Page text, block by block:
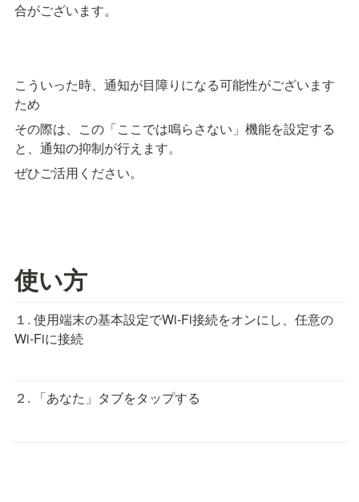
合がございます。
こういった時、通知が目障りになる可能性がございます
ため
その際は、この「ここでは鳴らさない」機能を設定する
と、通知の抑制が行えます。
ぜひご活用ください。
使い方
１. 使用端末の基本設定でWi-Fi接続をオンにし、任意の
Wi-Fiに接続
２. 「あなた」タブをタップする